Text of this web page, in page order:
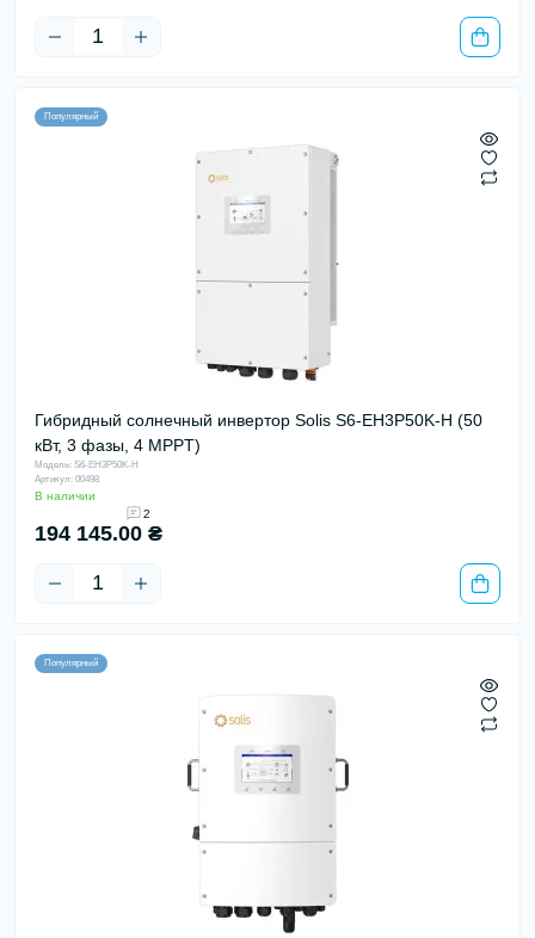
Популярный
Гибридный солнечный инвертор Solis S6-EH3P50K-H (50
кВт, 3 фазы, 4 MPPT)
Модель: S6-EH3P50K-H
Артикул: 00498
В наличии
2
194 145.00 ₴
Популярный